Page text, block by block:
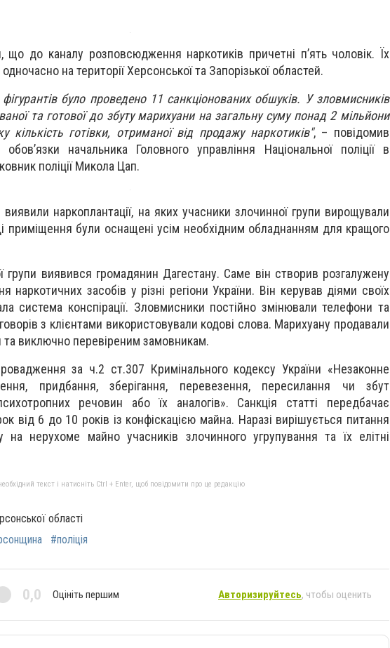
що до каналу розповсюдження наркотиків причетні п’ять чоловік. Їх
на території Херсонської та Запорізької областей.
було проведено 11 санкціонованих обшуків. У зловмисників
та готової до збуту марихуани на загальну суму понад 2 мільйони
кількість готівки, отриманої від продажу наркотиків", – повідомив
начальника Головного управління Національної поліції в
поліції Микола Цап.
наркоплантації, на яких учасники злочинної групи вирощували
приміщення були оснащені усім необхідним обладнанням для кращого
групи виявився громадянин Дагестану. Саме він створив розгалужену
засобів у різні регіони України. Він керував діями своїх
система конспірації. Зловмисники постійно змінювали телефони та
з клієнтами використовували кодові слова. Марихуану продавали
виключно перевіреним замовникам.
за ч.2 ст.307 Кримінального кодексу України «Незаконне
придбання, зберігання, перевезення, пересилання чи збут
речовин або їх аналогів». Санкція статті передбачає
від 6 до 10 років із конфіскацією майна. Наразі вирішується питання
нерухоме майно учасників злочинного угрупування та їх елітні
текст і натисніть Ctrl + Enter, щоб повідомити про це редакцію
області
#поліція
0,0 Оцініть першим Авторизируйтесь, чтобы оценить